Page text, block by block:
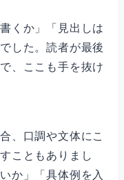
くか」「見出しは
した。読者が最後
、ここも手を抜け
、口調や文体にこ
こともありまし
か」「具体例を入